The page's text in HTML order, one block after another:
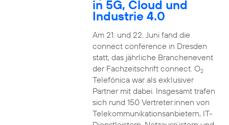
in 5G, Cloud und
Industrie 4.0
Am 21. und 22. Juni fand die
connect conference in Dresden
statt, das jährliche Branchenevent
der Fachzeitschrift connect. O2
Telefónica war als exklusiver
Partner mit dabei. Insgesamt trafen
sich rund 150 Vertreter:innen von
Telekommunikationsanbietern, IT-